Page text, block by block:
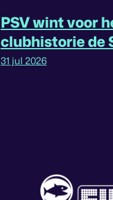
PSV wint voor
clubhistorie de
31 jul 2026